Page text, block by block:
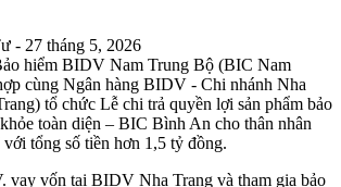
- 27 tháng 5, 2026
hiểm BIDV Nam Trung Bộ (BIC Nam
cùng Ngân hàng BIDV - Chi nhánh Nha
tổ chức Lễ chi trả quyền lợi sản phẩm bảo
toàn diện – BIC Bình An cho thân nhân
tổng số tiền hơn 1,5 tỷ đồng.
vay vốn tại BIDV Nha Trang và tham gia bảo